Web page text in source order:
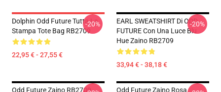
Dolphin Odd Future Tutta La
Stampa Tote Bag RB2709
22,95 € - 27,55 €
-20%
EARL SWEATSHIRT Di ODD
FUTURE Con Una Luce Blu
Hue Zaino RB2709
33,94 € - 38,18 €
-20%
Odd Future Zaino RB2709
Odd Future Zaino Rosa